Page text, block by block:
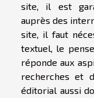
site, il est
auprès des
site, il faut
textuel, le
réponde aux
recherches et
éditorial aussi